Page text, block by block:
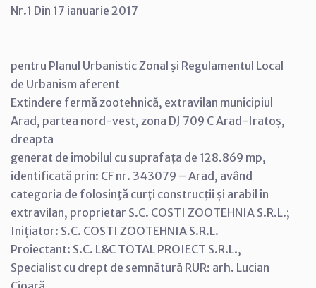
Nr.1 Din 17 ianuarie 2017
pentru Planul Urbanistic Zonal şi Regulamentul Local
de Urbanism aferent
Extindere fermă zootehnică, extravilan municipiul
Arad, partea nord-vest, zona DJ 709 C Arad-Iratoș,
dreapta
generat de imobilul cu suprafața de 128.869 mp,
identificată prin: CF nr. 343079 – Arad, având
categoria de folosinţă curţi construcţii și arabil în
extravilan, proprietar S.C. COSTI ZOOTEHNIA S.R.L.;
Inițiator: S.C. COSTI ZOOTEHNIA S.R.L.
Proiectant: S.C. L&C TOTAL PROIECT S.R.L.,
Specialist cu drept de semnătură RUR: arh. Lucian